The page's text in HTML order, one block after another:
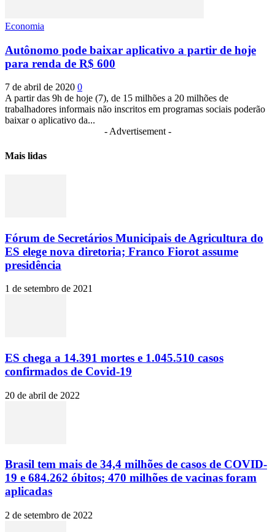
Economia
Autônomo pode baixar aplicativo a partir de hoje
para renda de R$ 600
7 de abril de 2020 0
A partir das 9h de hoje (7), de 15 milhões a 20 milhões de
trabalhadores informais não inscritos em programas sociais poderão
baixar o aplicativo da...
- Advertisement -
Mais lidas
Fórum de Secretários Municipais de Agricultura do
ES elege nova diretoria; Franco Fiorot assume
presidência
1 de setembro de 2021
ES chega a 14.391 mortes e 1.045.510 casos
confirmados de Covid-19
20 de abril de 2022
Brasil tem mais de 34,4 milhões de casos de COVID-
19 e 684.262 óbitos; 470 milhões de vacinas foram
aplicadas
2 de setembro de 2022